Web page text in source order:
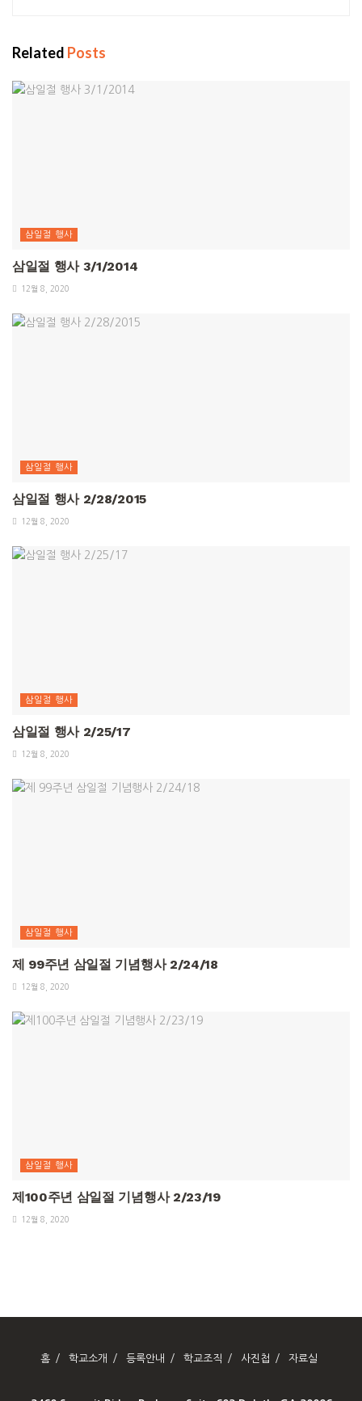
Related Posts
삼일절 행사
삼일절 행사 3/1/2014
12월 8, 2020
삼일절 행사
삼일절 행사 2/28/2015
12월 8, 2020
삼일절 행사
삼일절 행사 2/25/17
12월 8, 2020
삼일절 행사
제 99주년 삼일절 기념행사 2/24/18
12월 8, 2020
삼일절 행사
제100주년 삼일절 기념행사 2/23/19
12월 8, 2020
홈 학교소개 등록안내 학교조직 사진첩 자료실